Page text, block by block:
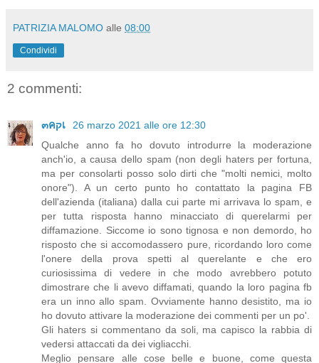
PATRIZIA MALOMO alle 08:00
Condividi
2 commenti:
๓คקเ
26 marzo 2021 alle ore 12:30
Qualche anno fa ho dovuto introdurre la moderazione
anch'io, a causa dello spam (non degli haters per fortuna,
ma per consolarti posso solo dirti che "molti nemici, molto
onore"). A un certo punto ho contattato la pagina FB
dell'azienda (italiana) dalla cui parte mi arrivava lo spam, e
per tutta risposta hanno minacciato di querelarmi per
diffamazione. Siccome io sono tignosa e non demordo, ho
risposto che si accomodassero pure, ricordando loro come
l'onere della prova spetti al querelante e che ero
curiosissima di vedere in che modo avrebbero potuto
dimostrare che li avevo diffamati, quando la loro pagina fb
era un inno allo spam. Ovviamente hanno desistito, ma io
ho dovuto attivare la moderazione dei commenti per un po'.
Gli haters si commentano da soli, ma capisco la rabbia di
vedersi attaccati da dei vigliacchi.
Meglio pensare alle cose belle e buone, come questa